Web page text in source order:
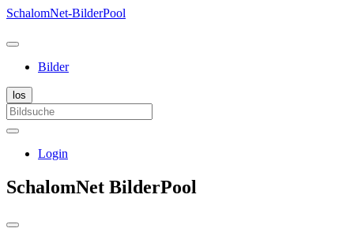
SchalomNet-BilderPool
Bilder
Login
SchalomNet BilderPool